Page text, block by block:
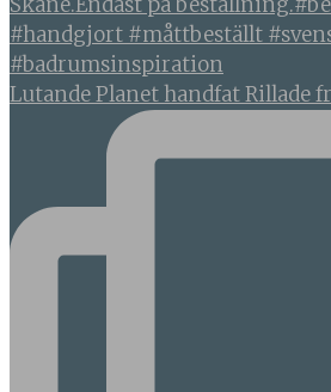
Lutande Planet handfat Rillade